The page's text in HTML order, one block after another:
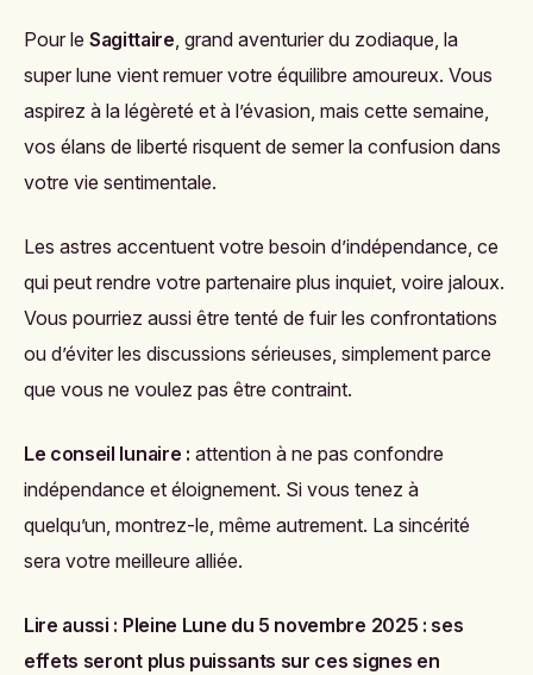
Pour le Sagittaire, grand aventurier du zodiaque, la
super lune vient remuer votre équilibre amoureux. Vous
aspirez à la légèreté et à l’évasion, mais cette semaine,
vos élans de liberté risquent de semer la confusion dans
votre vie sentimentale.
Les astres accentuent votre besoin d’indépendance, ce
qui peut rendre votre partenaire plus inquiet, voire jaloux.
Vous pourriez aussi être tenté de fuir les confrontations
ou d’éviter les discussions sérieuses, simplement parce
que vous ne voulez pas être contraint.
Le conseil lunaire : attention à ne pas confondre
indépendance et éloignement. Si vous tenez à
quelqu’un, montrez-le, même autrement. La sincérité
sera votre meilleure alliée.
Lire aussi : Pleine Lune du 5 novembre 2025 : ses
effets seront plus puissants sur ces signes en